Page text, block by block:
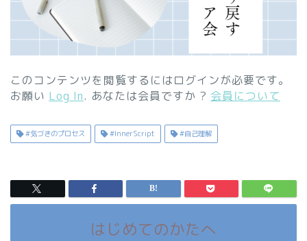
このコンテンツを閲覧するにはログインが必要です。
お願い Log In. あなたは会員ですか ? 会員について
#気づきのプロセス #InnerScript #自己理解
はじめてのかたへ